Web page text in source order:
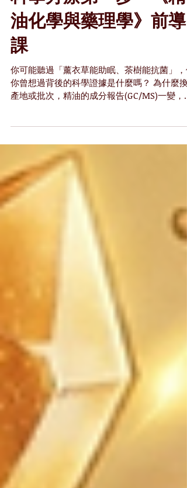
科學芳療第一步－《精
油化學與藥理學》前導
課
你可能聽過「薰衣草能助眠、茶樹能抗菌」，
《精油化學與藥理學》前導課，我們從邏輯、
證與化學結構出發，帶你用理性的科學視角，
速看懂精油的真實運作。 本前導課專為對《精
化學與藥理學》正式課程有興趣、想提前了解
師授課風格所設計。將由具備神經科學與藥理
背景的林君穎老師用最輕鬆、易懂的白話邏輯
帶你解開精油的科學密碼。 主要內容： 一、 為
什麼精油是科學，不是玄學？ • 名字都有薰衣
草，化學成分大不同 • 精油分子大小與人體路徑
看懂結構，就懂得如何安全用油 三、 熱門分子
點名：從主要成分看精油功能 • 檸檬烯 (d-
「一棵植物，兩種靈魂」－佛手柑的放鬆科學